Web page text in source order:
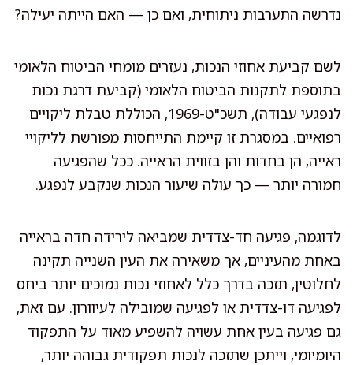
נדרשה התערבות ניתוחית, ואם כן — האם הייתה יעילה?
לשם קביעת אחוזי הנכות, נעזרים מומחי הביטוח הלאומי
בתוספת לתקנות הביטוח הלאומי (קביעת דרגת נכות
לנפגעי עבודה), תשכ"ט-1969, הכוללת טבלת ליקויים
רפואיים. במסגרת זו קיימת התייחסות מפורשת לליקויי
ראייה, הן בחדות והן בזווית הראייה. ככל שהפגיעה
חמורה יותר — כך עולה שיעור הנכות שנקבע לנפגע.
לדוגמה, פגיעה חד-צדדית שמביאה לירידה חדה בראייה
באחת מהעיניים, אך משאירה את העין השנייה תקינה
לחלוטין, תזכה בדרך כלל לאחוזי נכות נמוכים יותר ביחס
לפגיעה דו-צדדית או לפגיעה שמובילה לעיוורון. עם זאת,
גם פגיעה בעין אחת עשויה להשפיע מאוד על התפקוד
היומיומי, וייתכן שתזכה לנכות תפקודית גבוהה יותר,